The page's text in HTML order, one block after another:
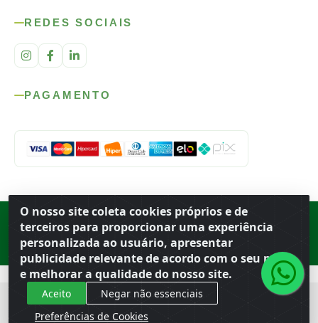
O nosso site coleta cookies próprios e de
terceiros para proporcionar uma experiência
personalizada ao usuário, apresentar
publicidade relevante de acordo com o seu perfil
e melhorar a qualidade do nosso site.
Aceito
Negar não essenciais
Preferências de Cookies
REDES SOCIAIS
PAGAMENTO
Rod. SP-215, s/n, km 98 — Área Rural Porto Ferreira ·BR
· CEP
· CNPJ 56.679.863/0001-91
© 2026 Atacado Ideal